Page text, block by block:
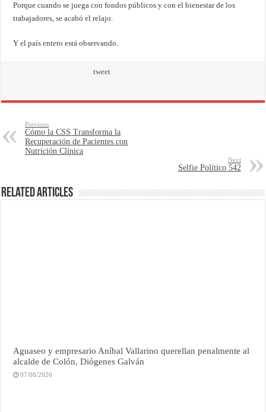
Porque cuando se juega con fondos públicos y con el bienestar de los
trabajadores, se acabó el relajo.
Y el país entero está observando.
tweet
Previous
Cómo la CSS Transforma la
Recuperación de Pacientes con
Nutrición Clínica
Next
Selfie Político 542
Related Articles
Aguaseo y empresario Aníbal Vallarino querellan penalmente al
alcalde de Colón, Diógenes Galván
07/08/2026